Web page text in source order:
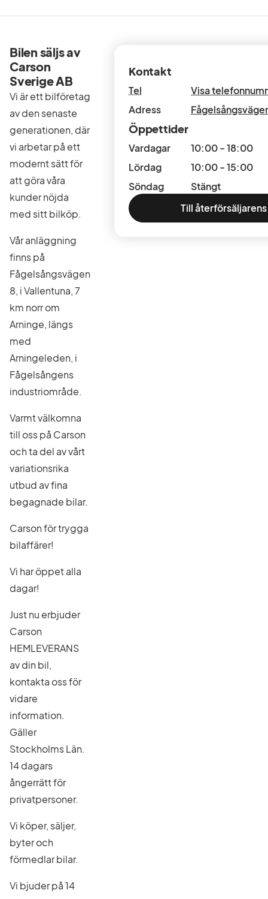
Bilen säljs av
Carson
Sverige AB
Vi är ett bilföretag
av den senaste
generationen, där
vi arbetar på ett
modernt sätt för
att göra våra
kunder nöjda
med sitt bilköp.
Vår anläggning
finns på
Fågelsångsvägen
8, i Vallentuna, 7
km norr om
Arninge, längs
med
Arningeleden, i
Fågelsångens
industriområde.
Varmt välkomna
till oss på Carson
och ta del av vårt
variationsrika
utbud av fina
begagnade bilar.
Carson för trygga
bilaffärer!
Vi har öppet alla
dagar!
Just nu erbjuder
Carson
HEMLEVERANS
av din bil,
kontakta oss för
vidare
information.
Gäller
Stockholms Län.
14 dagars
ångerrätt för
privatpersoner.
Vi köper, säljer,
byter och
förmedlar bilar.
Vi bjuder på 14
Kontakt
Tel
Visa
Adress
Öppettider
Vardagar
10:00 - 18:00
Lördag
10:00 - 15:00
Söndag
Stängt
Till